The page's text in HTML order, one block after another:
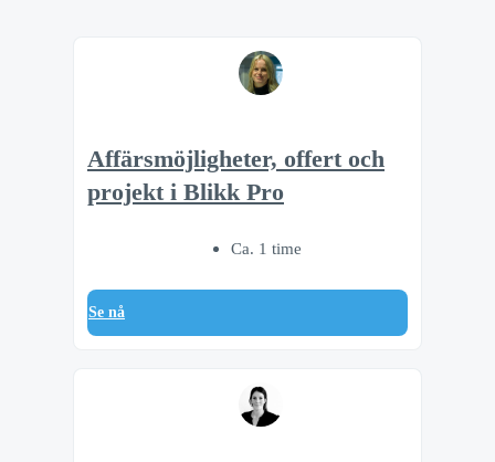
Affärsmöjligheter, offert och
projekt i Blikk Pro
Ca. 1 time
Se nå